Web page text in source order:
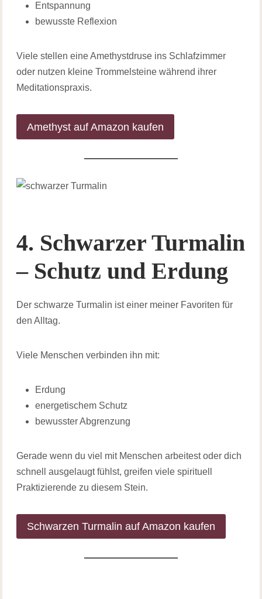
Entspannung
bewusste Reflexion
Viele stellen eine Amethystdruse ins Schlafzimmer
oder nutzen kleine Trommelsteine während ihrer
Meditationspraxis.
Amethyst auf Amazon kaufen
4. Schwarzer Turmalin
– Schutz und Erdung
Der schwarze Turmalin ist einer meiner Favoriten für
den Alltag.
Viele Menschen verbinden ihn mit:
Erdung
energetischem Schutz
bewusster Abgrenzung
Gerade wenn du viel mit Menschen arbeitest oder dich
schnell ausgelaugt fühlst, greifen viele spirituell
Praktizierende zu diesem Stein.
Schwarzen Turmalin auf Amazon kaufen